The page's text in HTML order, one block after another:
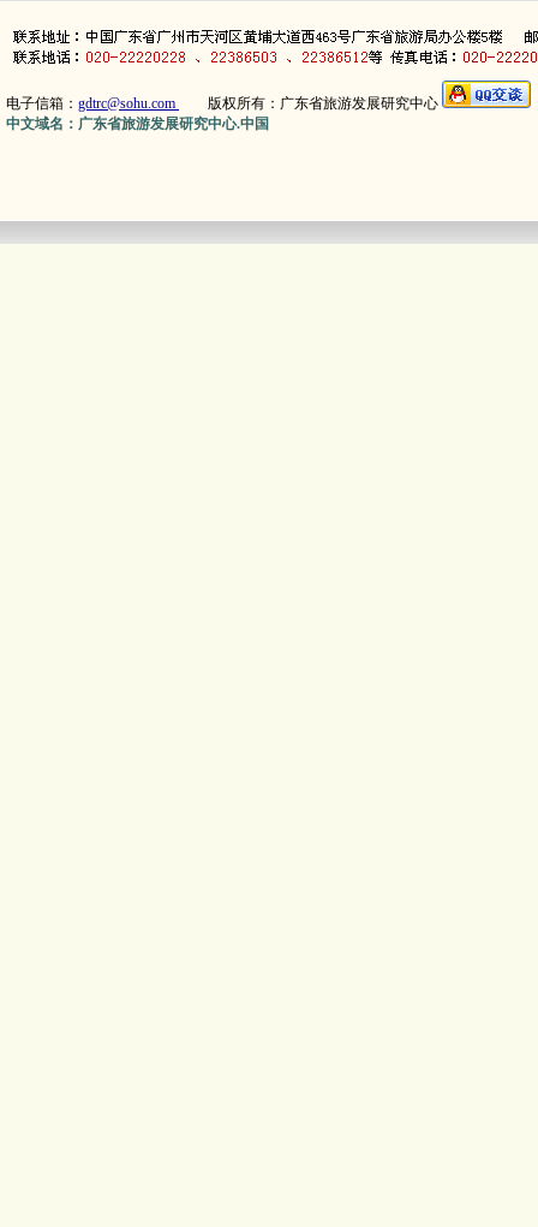
电子信箱： gdtrc@sohu.com 版权所有：广东省旅游发展研究中心
中文域名：广东省旅游发展研究中心.中国